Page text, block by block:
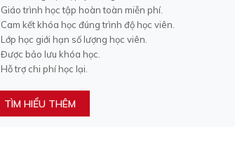
Giáo trình học tập hoàn toàn miễn phí.
Cam kết khóa học đúng trình độ học viên.
Lớp học giới hạn số lượng học viên.
Được bảo lưu khóa học.
Hỗ trợ chi phí học lại.
TÌM HIỂU THÊM